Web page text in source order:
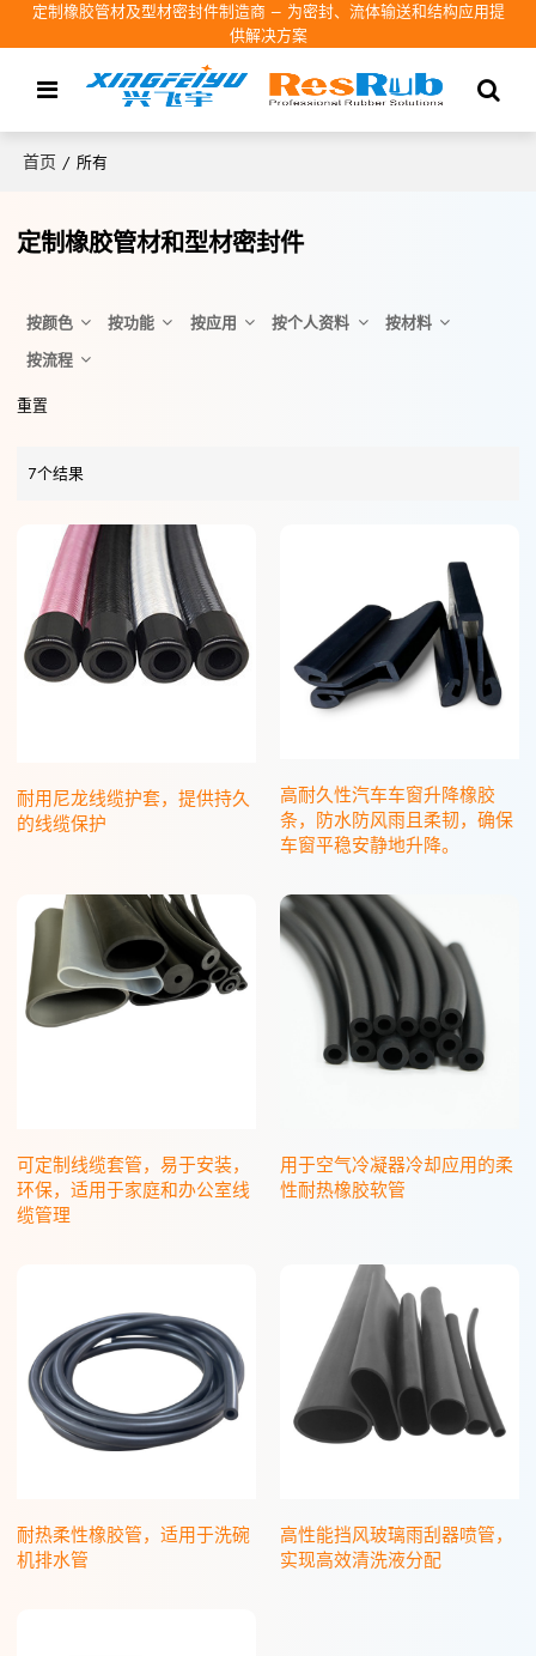
定制橡胶管材及型材密封件制造商 – 为密封、流体输送和结构应用提
供解决方案
首页 / 所有
定制橡胶管材和型材密封件
按颜色 按功能 按应用 按个人资料
按材料
按流程
重置
7个结果
耐用尼龙线缆护套，提供持久
的线缆保护
高耐久性汽车车窗升降橡胶
条，防水防风雨且柔韧，确保
车窗平稳安静地升降。
可定制线缆套管，易于安装，
环保，适用于家庭和办公室线
缆管理
用于空气冷凝器冷却应用的柔
性耐热橡胶软管
耐热柔性橡胶管，适用于洗碗
机排水管
高性能挡风玻璃雨刮器喷管，
实现高效清洗液分配